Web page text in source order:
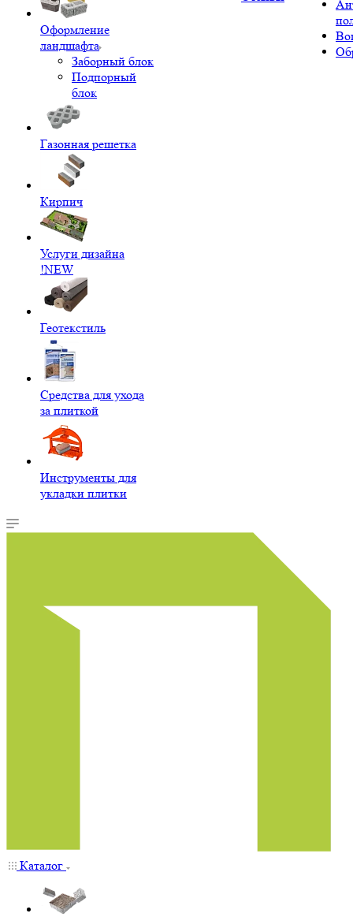
Оформление
ландшафта
Заборный блок
Подпорный
блок
Газонная решетка
Кирпич
Услуги дизайна
!NEW
Геотекстиль
Средства для ухода
за плиткой
Инструменты для
укладки плитки
Каталог